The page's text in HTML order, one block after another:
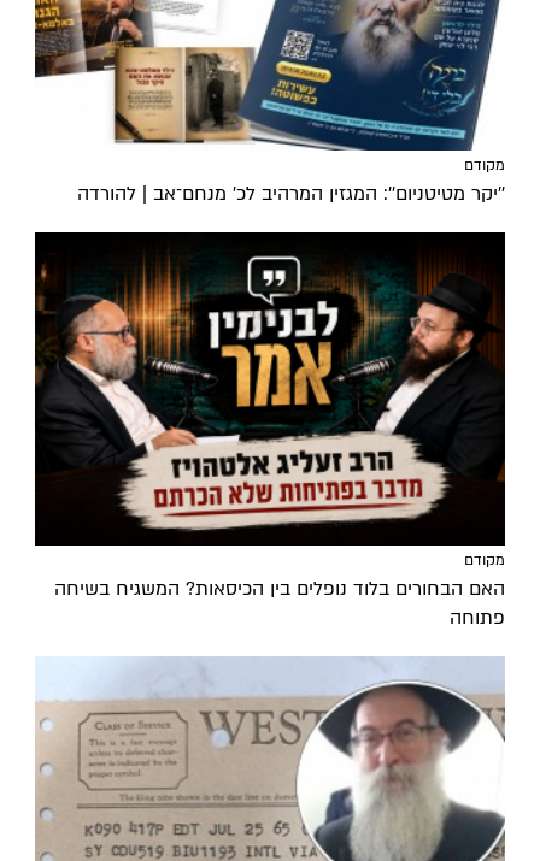
מקודם
''יקר מטיטניום'': המגזין המרהיב לכ’ מנחם־אב | להורדה
מקודם
האם הבחורים בלוד נופלים בין הכיסאות? המשגיח בשיחה
פתוחה